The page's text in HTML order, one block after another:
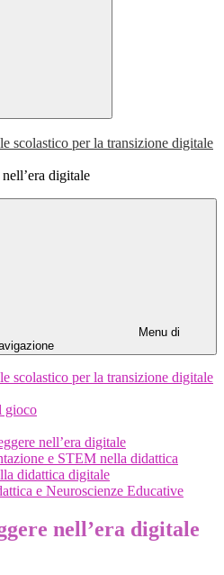
scolastico per la transizione digitale
digitale
Menu di
scolastico per la transizione digitale
gioco
nell’era digitale
e STEM nella didattica
didattica digitale
e Neuroscienze Educative
nell’era digitale